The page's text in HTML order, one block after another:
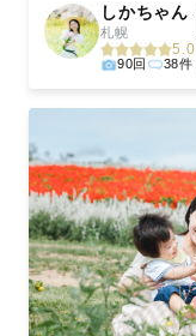
しかちゃん
札幌
5.0
90回 38件